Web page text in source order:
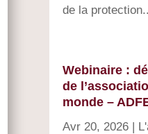
de la
Webinaire :
de
monde –
Avr 20, 2026|